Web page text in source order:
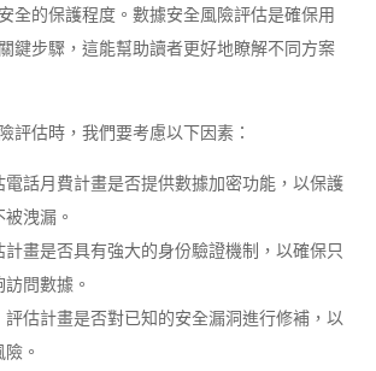
全的保護程度。數據安全風險評估是確保用
鍵步驟，這能幫助讀者更好地瞭解不同方案
評估時，我們要考慮以下因素：
話月費計畫是否提供數據加密功能，以保護
洩漏。
畫是否具有強大的身份驗證機制，以確保只
問數據。
評估計畫是否對已知的安全漏洞進行修補，以
。